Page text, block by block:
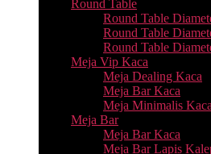
Round Table
Round Table
Round Table
Round Table
Meja Vip Kaca
Meja Dealing Kaca
Meja Bar Kaca
Meja Minimalis Kaca
Meja Bar
Meja Bar Kaca
Meja Bar Lapis